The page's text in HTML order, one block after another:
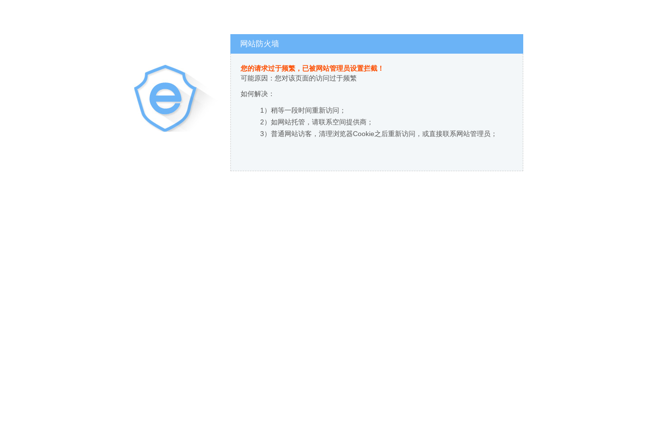
网站防火墙
您的请求过于频繁，已被网站管理员设置拦截！
可能原因：您对该页面的访问过于频繁
如何解决：
1）稍等一段时间重新访问；
2）如网站托管，请联系空间提供商；
3）普通网站访客，清理浏览器Cookie之后重新访问，或直接联系网站管理员；